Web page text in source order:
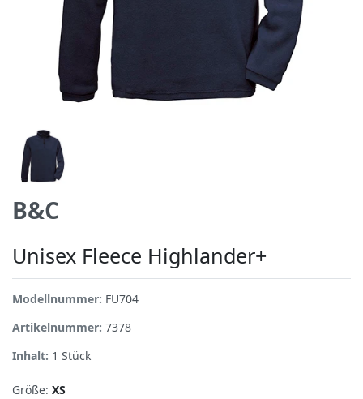
B&C
Unisex Fleece Highlander+
Modellnummer: FU704
Artikelnummer: 7378
Inhalt: 1 Stück
Größe: XS